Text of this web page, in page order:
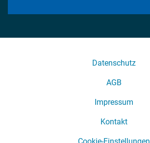
Datenschutz
AGB
Impressum
Kontakt